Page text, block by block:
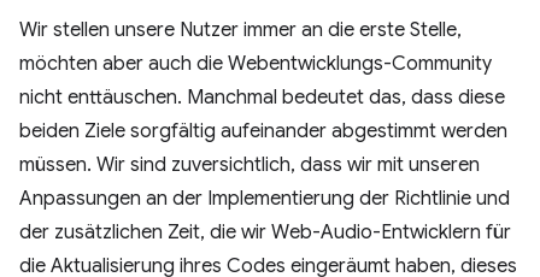
Wir stellen unsere Nutzer immer an die erste Stelle,
möchten aber auch die Webentwicklungs-Community
nicht enttäuschen. Manchmal bedeutet das, dass diese
beiden Ziele sorgfältig aufeinander abgestimmt werden
müssen. Wir sind zuversichtlich, dass wir mit unseren
Anpassungen an der Implementierung der Richtlinie und
der zusätzlichen Zeit, die wir Web-Audio-Entwicklern für
die Aktualisierung ihres Codes eingeräumt haben, dieses